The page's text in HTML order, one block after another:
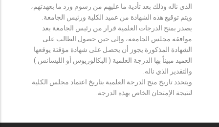
الذي ناله وذلك بعد تأدية ما عليهم من رسوم ورد ما بعهدتهم،
ويتم توقيع هذه الشهادة من عميد الكلية ورئيس الجامعة.
يصدر بمنح الدرجات العلمية قرار من رئيس الجامعة بعد
موافقة مجلس الجامعة، وإلى حين حصول الطالب على
الشهادة المذكورة يجوز أن يحصل على شهادة مؤقتة يوقعها
العميد مبيناً بها الدرجة العلمية ( البكالوريوس أو الليسانس )
والتقدير الذي ناله.
ويتحدد تاريخ منح الدرجة العلمية بتاريخ اعتماد مجلس الكلية
لنتيجة الإمتحان الخاص بهذه الدرجة.